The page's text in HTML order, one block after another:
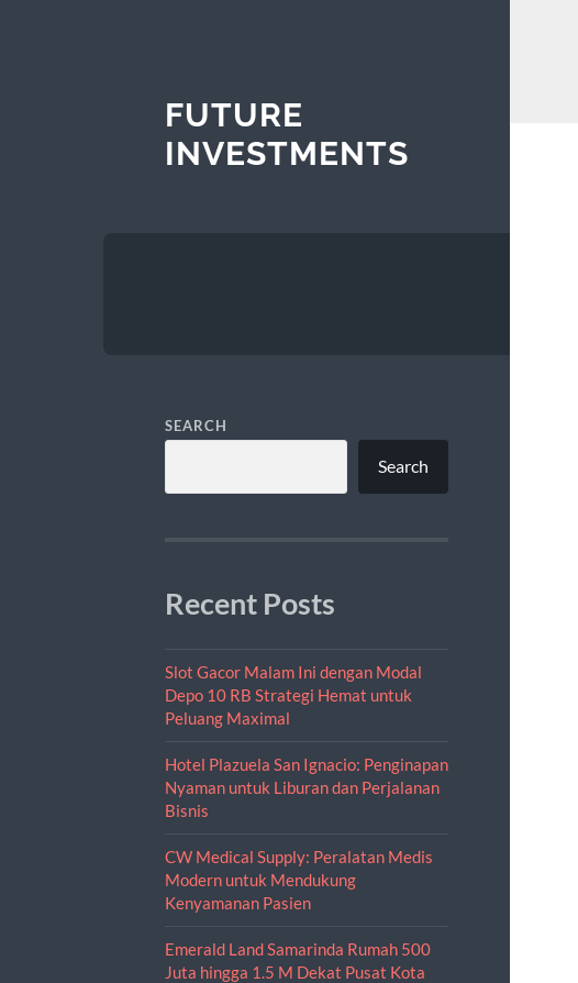
FUTURE
INVESTMENTS
SEARCH
Search
Recent Posts
Slot Gacor Malam Ini dengan Modal
Depo 10 RB Strategi Hemat untuk
Peluang Maximal
Hotel Plazuela San Ignacio: Penginapan
Nyaman untuk Liburan dan Perjalanan
Bisnis
CW Medical Supply: Peralatan Medis
Modern untuk Mendukung
Kenyamanan Pasien
Emerald Land Samarinda Rumah 500
Juta hingga 1.5 M Dekat Pusat Kota